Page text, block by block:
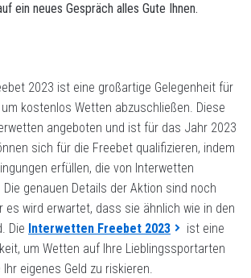
ein neues Gespräch alles Gute Ihnen.
2023 ist eine großartige Gelegenheit für
kostenlos Wetten abzuschließen. Diese
angeboten und ist für das Jahr 2023
sich für die Freebet qualifizieren, indem
erfüllen, die von Interwetten
genauen Details der Aktion sind noch
es wird erwartet, dass sie ähnlich wie in den
Die Interwetten Freebet 2023
ist eine
um Wetten auf Ihre Lieblingssportarten
eigenes Geld zu riskieren.